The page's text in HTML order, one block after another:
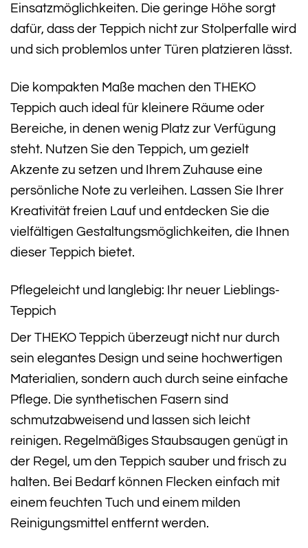
Einsatzmöglichkeiten. Die geringe Höhe sorgt
dafür, dass der Teppich nicht zur Stolperfalle wird
und sich problemlos unter Türen platzieren lässt.
Die kompakten Maße machen den THEKO
Teppich auch ideal für kleinere Räume oder
Bereiche, in denen wenig Platz zur Verfügung
steht. Nutzen Sie den Teppich, um gezielt
Akzente zu setzen und Ihrem Zuhause eine
persönliche Note zu verleihen. Lassen Sie Ihrer
Kreativität freien Lauf und entdecken Sie die
vielfältigen Gestaltungsmöglichkeiten, die Ihnen
dieser Teppich bietet.
Pflegeleicht und langlebig: Ihr neuer Lieblings-
Teppich
Der THEKO Teppich überzeugt nicht nur durch
sein elegantes Design und seine hochwertigen
Materialien, sondern auch durch seine einfache
Pflege. Die synthetischen Fasern sind
schmutzabweisend und lassen sich leicht
reinigen. Regelmäßiges Staubsaugen genügt in
der Regel, um den Teppich sauber und frisch zu
halten. Bei Bedarf können Flecken einfach mit
einem feuchten Tuch und einem milden
Reinigungsmittel entfernt werden.